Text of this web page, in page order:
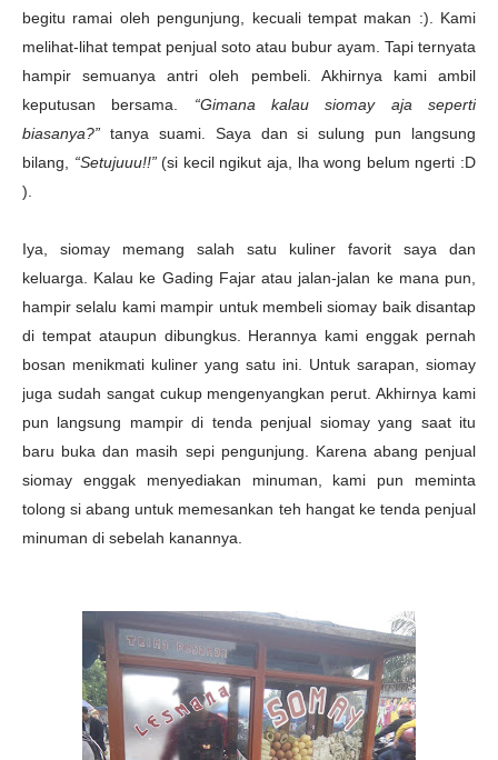
begitu ramai oleh pengunjung, kecuali tempat makan :). Kami
melihat-lihat tempat penjual soto atau bubur ayam. Tapi ternyata
hampir semuanya antri oleh pembeli. Akhirnya kami ambil
keputusan bersama. “Gimana kalau siomay aja seperti
biasanya?” tanya suami. Saya dan si sulung pun langsung
bilang, “Setujuuu!!” (si kecil ngikut aja, lha wong belum ngerti :D
).
Iya, siomay memang salah satu kuliner favorit saya dan
keluarga. Kalau ke Gading Fajar atau jalan-jalan ke mana pun,
hampir selalu kami mampir untuk membeli siomay baik disantap
di tempat ataupun dibungkus. Herannya kami enggak pernah
bosan menikmati kuliner yang satu ini. Untuk sarapan, siomay
juga sudah sangat cukup mengenyangkan perut. Akhirnya kami
pun langsung mampir di tenda penjual siomay yang saat itu
baru buka dan masih sepi pengunjung. Karena abang penjual
siomay enggak menyediakan minuman, kami pun meminta
tolong si abang untuk memesankan teh hangat ke tenda penjual
minuman di sebelah kanannya.